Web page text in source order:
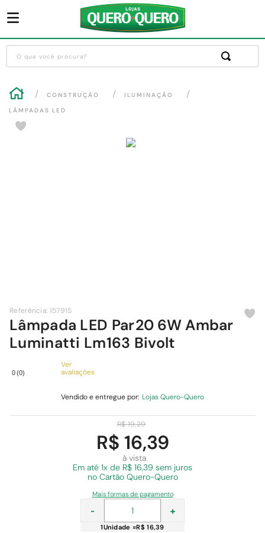
O que você procura?
CONSTRUÇÃO
ILUMINAÇÃO
LÂMPADAS LED
Referência: 157915
Lâmpada LED Par20 6W Ambar
Luminatti Lm163 Bivolt
0(0)
Ver
avaliações
Vendido e entregue por: Lojas Quero-Quero
R$ 19,29
R$ 16,39
à vista
Em até 1x de R$ 16,39 sem juros
no Cartão Quero-Quero
Mais formas de pagamento
+
-
1Unidade =R$ 16,39
1º
guarda roupa
º cozinha completa